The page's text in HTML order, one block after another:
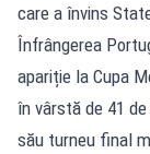
care a învins
Înfrângerea
apariție la Cupa
în vârstă de 41
său turneu final